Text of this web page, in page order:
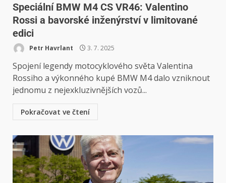
Speciální BMW M4 CS VR46: Valentino
Rossi a bavorské inženýrství v limitované
edici
Petr Havrlant 3. 7. 2025
Spojení legendy motocyklového světa Valentina
Rossiho a výkonného kupé BMW M4 dalo vzniknout
jednomu z nejexkluzivnějších vozů...
Pokračovat ve čtení